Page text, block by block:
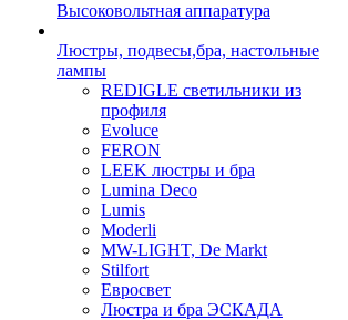
Высоковольтная аппаратура
Люстры, подвесы,бра, настольные
лампы
REDIGLE светильники из
профиля
Evoluce
FERON
LEEK люстры и бра
Lumina Deco
Lumis
Moderli
MW-LIGHT, De Markt
Stilfort
Евросвет
Люстра и бра ЭСКАДА